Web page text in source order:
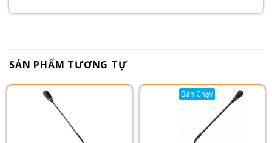
SẢN PHẨM TƯƠNG TỰ
Bán Chạy